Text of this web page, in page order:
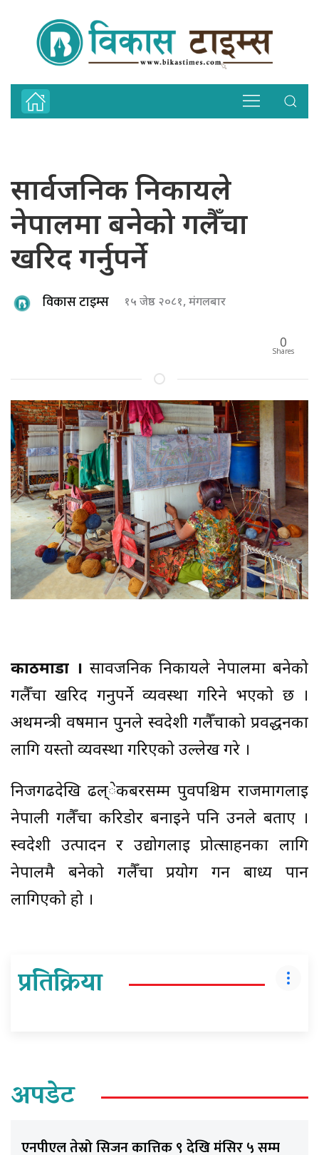
सार्वजनिक निकायले
नेपालमा बनेको गलैँचा
खरिद गर्नुपर्ने
विकास टाइम्स १५ जेष्ठ २०८१, मंगलबार
0
Shares
काठमाडौं । सार्वजनिक निकायले नेपालमा बनेको
गलैँचा खरिद गर्नुपर्ने व्यवस्था गरिने भएको छ ।
अर्थमन्त्री वर्षमान पुनले स्वदेशी गलैँचाको प्रवर्द्धनका
लागि यस्तो व्यवस्था गरिएको उल्लेख गरे ।
निजगढदेखि ढल्ेकबरसम्म पुर्वपश्चिम राजमार्गलाई
नेपाली गलैँचा करिडोर बनाइने पनि उनले बताए ।
स्वदेशी उत्पादन र उद्योगलाई प्रोत्साहनका लागि
नेपालमै बनेको गलैँचा प्रयोग गर्न बाध्य पार्न
लागिएको हो ।
प्रतिक्रिया
अपडेट
एनपीएल तेस्रो सिजन कात्तिक ९ देखि मंसिर ५ सम्म